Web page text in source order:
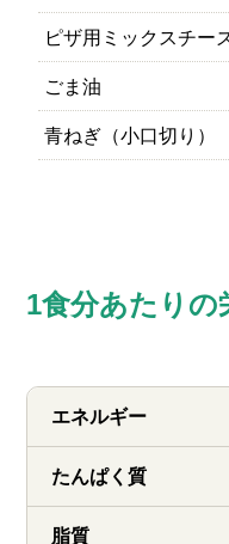
ピザ用ミックスチー
ごま油
青ねぎ（小口切り）
1食分あたりの
エネルギー
たんぱく質
脂質